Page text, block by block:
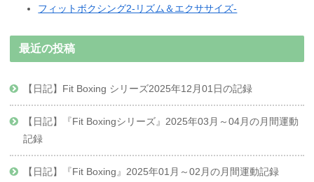
フィットボクシング2-リズム＆エクササイズ-
最近の投稿
【日記】Fit Boxing シリーズ2025年12月01日の記録
【日記】『Fit Boxingシリーズ』2025年03月～04月の月間運動
記録
【日記】『Fit Boxing』2025年01月～02月の月間運動記録